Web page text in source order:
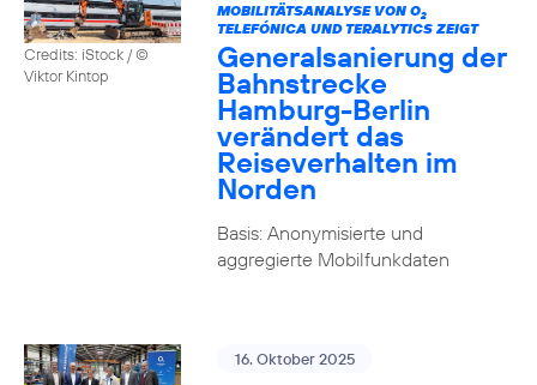
Credits: iStock / ©
Viktor Kintop
MOBILITÄTSANALYSE VON O2
TELEFÓNICA UND TERALYTICS ZEIGT
Generalsanierung der
Bahnstrecke
Hamburg-Berlin
verändert das
Reiseverhalten im
Norden
Basis: Anonymisierte und
aggregierte Mobilfunkdaten
16. Oktober 2025